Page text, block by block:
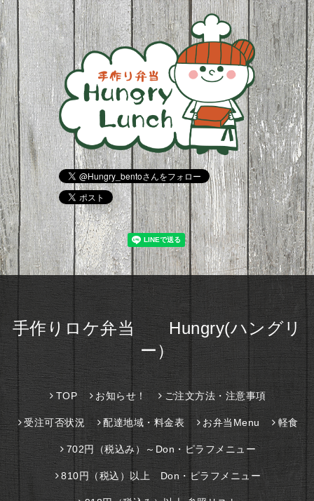
手作りロケ弁当 Hungry(ハングリ
ー）
TOP お知らせ！ ご注文方法・注意事項
受注可否状況 配達地域・料金表 お弁当Menu 軽食
702円（税込み）～Don・ピラフメニュー
810円（税込）以上 Don・ピラフメニュー